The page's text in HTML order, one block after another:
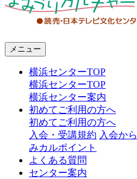
メニュー
横浜センターTOP
横浜センターTOP
横浜センター案内
初めてご利用の方へ
初めてご利用の方へ
入会・受講規約 入会か
みカルポイント
よくある質問
センター案内